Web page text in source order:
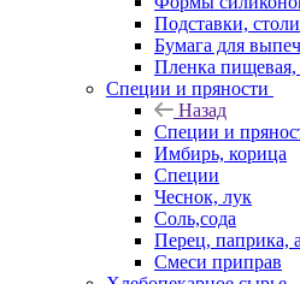
Подставки,
Бумага для
Пленка пищевая,
Специи и пряности
Назад
Специи и
Имбирь, корица
Специи
Чеснок, лук
Соль,сода
Перец, паприка,
Смеси приправ